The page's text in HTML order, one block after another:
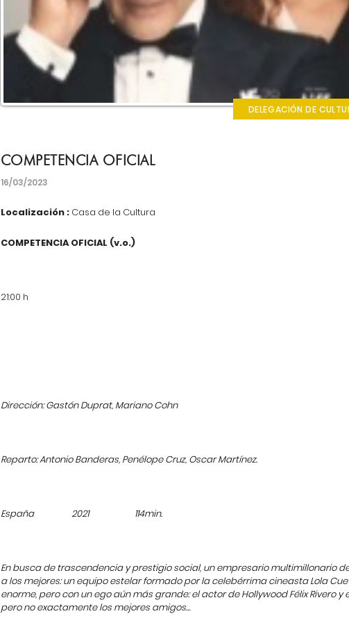
DELEGACIÓN DE
COMPETENCIA OFICIAL
16/03/2023
Localización :Casa de la Cultura
COMPETENCIA OFICIAL (v.o.)
21:00 h
Dirección: Gastón Duprat, Mariano Cohn
Reparto: Antonio Banderas, Penélope Cruz, Oscar Martínez.
España 2021 114min.
En busca de trascendencia y prestigio social, un empresario multimillonario
a los mejores: un equipo estelar formado por la celebérrima cineasta Lola
enorme, pero con un ego aún más grande: el actor de Hollywood Félix Rivero
pero no exactamente los mejores amigos…